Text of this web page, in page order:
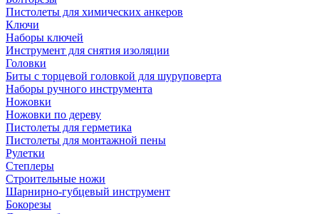
Пистолеты для химических анкеров
Ключи
Наборы ключей
Инструмент для снятия изоляции
Головки
Биты с торцевой головкой для шуруповерта
Наборы ручного инструмента
Ножовки
Ножовки по дереву
Пистолеты для герметика
Пистолеты для монтажной пены
Рулетки
Степлеры
Строительные ножи
Шарнирно-губцевый инструмент
Бокорезы